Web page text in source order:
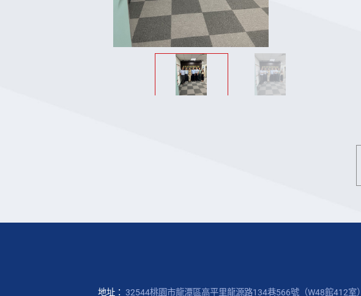
地址： 32544桃園市龍潭區高平里龍源路134巷566號（W48館412室）